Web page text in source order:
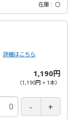
在庫 〇
詳細はこちら
1,190円
（1,190円× 1本）